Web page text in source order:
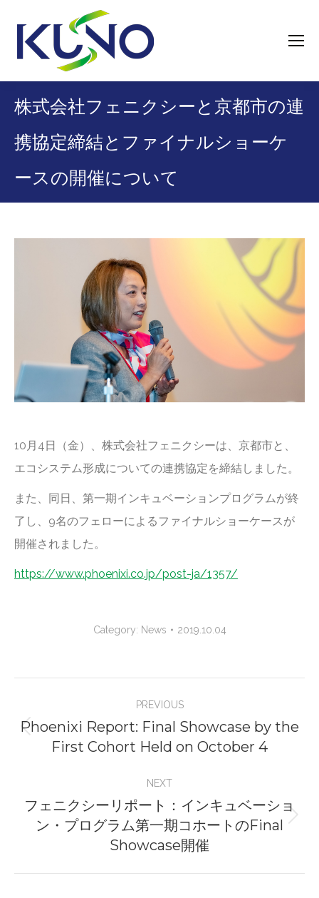
株式会社フェニクシーと京都市の連
携協定締結とファイナルショーケ
ースの開催について
10月4日（金）、株式会社フェニクシーは、京都市と、
エコシステム形成についての連携協定を締結しました。
また、同日、第一期インキュベーションプログラムが終
了し、9名のフェローによるファイナルショーケースが
開催されました。
https://www.phoenixi.co.jp/post-ja/1357/
Category: News 2019.10.04
navigation
PREVIOUS
Previous
Phoenixi Report: Final Showcase by the
First Cohort Held on October 4
NEXT
Next
post:
フェニクシーリポート：インキュベーショ
ン・プログラム第一期コホートのFinal
Showcase開催